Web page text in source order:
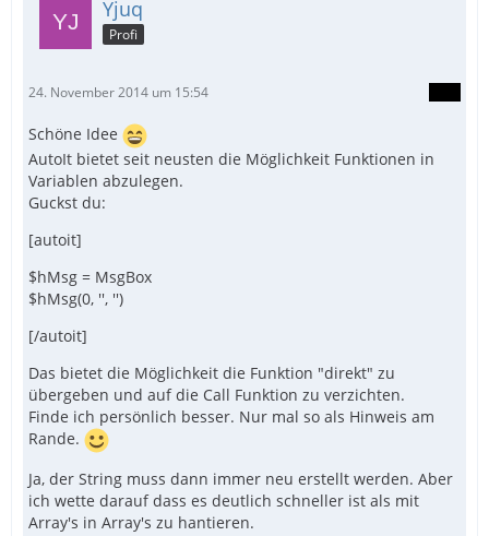
Yjuq
Profi
24. November 2014 um 15:54
Schöne Idee
AutoIt bietet seit neusten die Möglichkeit Funktionen in
Variablen abzulegen.
Guckst du:
[autoit]
$hMsg = MsgBox
$hMsg(0, '', '')
[/autoit]
Das bietet die Möglichkeit die Funktion "direkt" zu
übergeben und auf die Call Funktion zu verzichten.
Finde ich persönlich besser. Nur mal so als Hinweis am
Rande.
Ja, der String muss dann immer neu erstellt werden. Aber
ich wette darauf dass es deutlich schneller ist als mit
Array's in Array's zu hantieren.